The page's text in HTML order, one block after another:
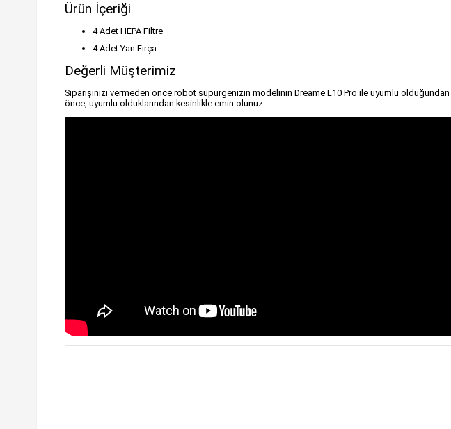
Ürün İçeriği
4 Adet HEPA Filtre
4 Adet Yan Fırça
Değerli Müşterimiz
Siparişinizi vermeden önce robot süpürgenizin modelinin Dreame L10 Pro ile uyumlu olduğundan
önce, uyumlu olduklarından kesinlikle emin olunuz.